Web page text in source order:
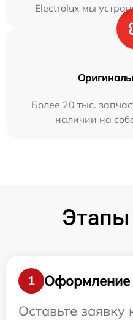
Electrolux мы
Более 20 тыс.
наличии на
1
Оформление
Оставьте заявку